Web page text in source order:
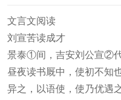
文言文阅读
刘宣苦读成才
景泰①间，吉安刘公宣②代
昼夜读书厩中，使初不知
异之，以语使，使乃优遇